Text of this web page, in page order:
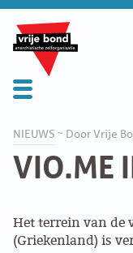
Search
for:
BOND
UITGANGSPUNTEN
WORD LID
Activiteit
Appelscha
BookFair
NIEUWS ~ Door Vrije
VIO.ME
Het terrein van de
(Griekenland) is